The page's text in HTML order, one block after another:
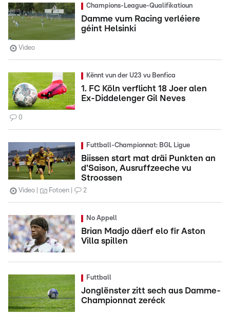
Champions-League-Qualifikatioun
Damme vum Racing verléiere
géint Helsinki
Video
Kënnt vun der U23 vu Benfica
1. FC Köln verflicht 18 Joer alen
Ex-Diddelenger Gil Neves
0
Futtball-Championnat: BGL Ligue
Biissen start mat dräi Punkten an
d'Saison, Ausruffzeeche vu
Stroossen
Video Fotoen 2
No Appell
Brian Madjo däerf elo fir Aston
Villa spillen
Futtball
Jonglënster zitt sech aus Damme-
Championnat zeréck